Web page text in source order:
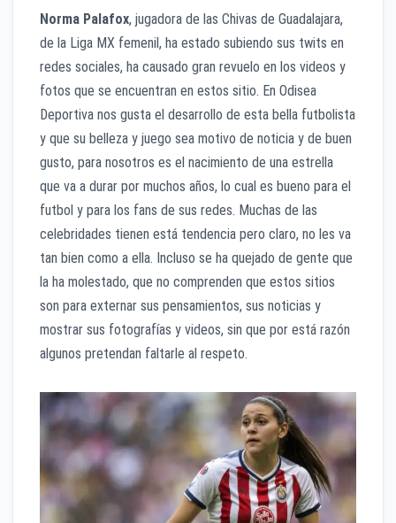
Norma Palafox, jugadora de las Chivas de Guadalajara,
de la Liga MX femenil, ha estado subiendo sus twits en
redes sociales, ha causado gran revuelo en los videos y
fotos que se encuentran en estos sitio. En Odisea
Deportiva nos gusta el desarrollo de esta bella futbolista
y que su belleza y juego sea motivo de noticia y de buen
gusto, para nosotros es el nacimiento de una estrella
que va a durar por muchos años, lo cual es bueno para el
futbol y para los fans de sus redes. Muchas de las
celebridades tienen está tendencia pero claro, no les va
tan bien como a ella. Incluso se ha quejado de gente que
la ha molestado, que no comprenden que estos sitios
son para externar sus pensamientos, sus noticias y
mostrar sus fotografías y videos, sin que por está razón
algunos pretendan faltarle al respeto.